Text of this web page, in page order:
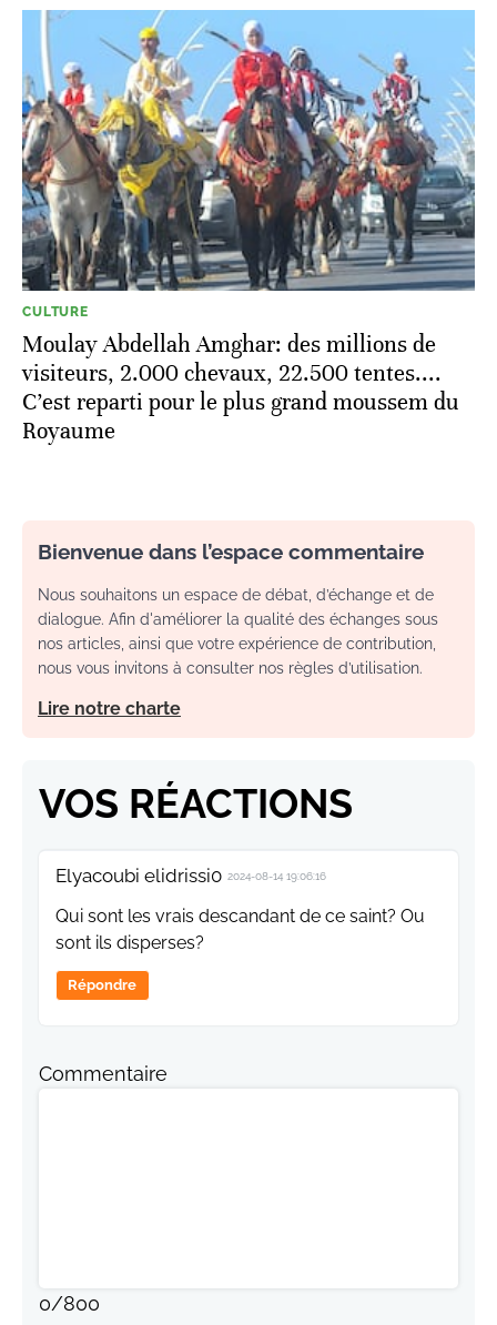
CULTURE
Moulay Abdellah Amghar: des millions de
visiteurs, 2.000 chevaux, 22.500 tentes....
C’est reparti pour le plus grand moussem du
Royaume
Bienvenue dans l’espace commentaire
Nous souhaitons un espace de débat, d’échange et de
dialogue. Afin d'améliorer la qualité des échanges sous
nos articles, ainsi que votre expérience de contribution,
nous vous invitons à consulter nos règles d’utilisation.
Lire notre charte
VOS RÉACTIONS
Elyacoubi elidrissi0 2024-08-14 19:06:16
Qui sont les vrais descandant de ce saint? Ou
sont ils disperses?
Répondre
Commentaire
0/800